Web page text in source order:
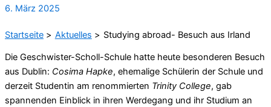
6. März 2025
Startseite Aktuelles Studying abroad- Besuch aus Irland
Die Geschwister-Scholl-Schule hatte heute besonderen Besuch
aus Dublin: Cosima Hapke, ehemalige Schülerin der Schule und
derzeit Studentin am renommierten Trinity College, gab
spannenden Einblick in ihren Werdegang und ihr Studium an